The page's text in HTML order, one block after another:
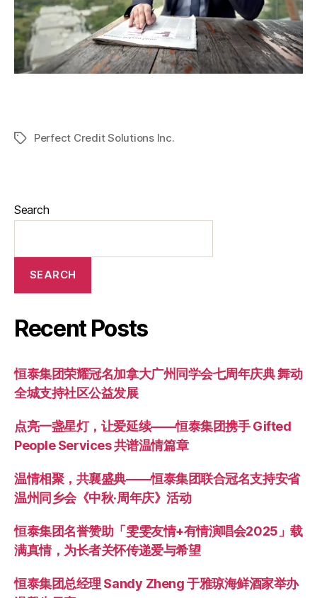
Perfect Credit Solutions Inc.
Search
SEARCH
Recent Posts
恒泰集团荣耀冠名加拿大广州同学会七周年庆典 舞动
全城支持社区公益发展
点亮一盏星灯，让爱延续——恒泰集团携手 Gifted
People Services 共谱温情篇章
温情相聚，共襄盛典——恒泰集团联合冠名支持安省
温州同乡会《中秋·周年庆》活动
恒泰集团名誉赞助「雯雯友情+有情演唱会2025」载
满真情，为长者关怀传递爱与希望
恒泰集团总经理 Sandy Zheng 于雅琼海鲜酒家举办